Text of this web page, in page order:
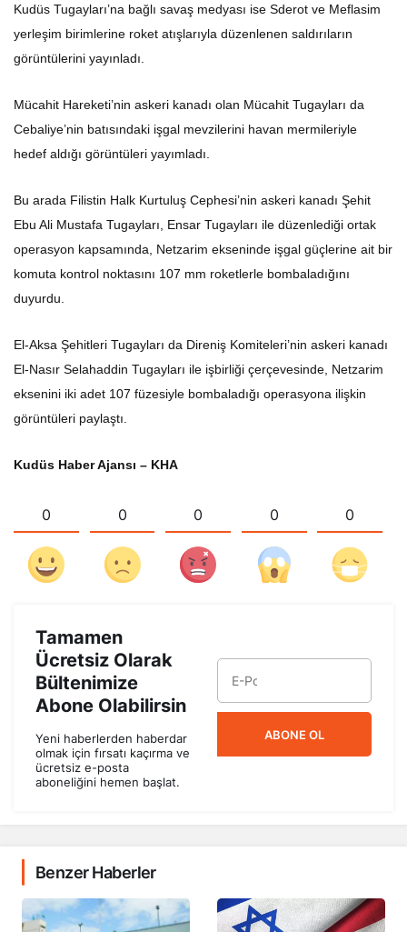
Kudüs Tugayları’na bağlı savaş medyası ise Sderot ve Meflasim
yerleşim birimlerine roket atışlarıyla düzenlenen saldırıların
görüntülerini yayınladı.
Mücahit Hareketi’nin askeri kanadı olan Mücahit Tugayları da
Cebaliye’nin batısındaki işgal mevzilerini havan mermileriyle
hedef aldığı görüntüleri yayımladı.
Bu arada Filistin Halk Kurtuluş Cephesi’nin askeri kanadı Şehit
Ebu Ali Mustafa Tugayları, Ensar Tugayları ile düzenlediği ortak
operasyon kapsamında, Netzarim ekseninde işgal güçlerine ait bir
komuta kontrol noktasını 107 mm roketlerle bombaladığını
duyurdu.
El-Aksa Şehitleri Tugayları da Direniş Komiteleri’nin askeri kanadı
El-Nasır Selahaddin Tugayları ile işbirliği çerçevesinde, Netzarim
eksenini iki adet 107 füzesiyle bombaladığı operasyona ilişkin
görüntüleri paylaştı.
Kudüs Haber Ajansı – KHA
0 0 0 0 0
Tamamen
Ücretsiz Olarak
Bültenimize
Abone Olabilirsin
Yeni haberlerden haberdar
olmak için fırsatı kaçırma ve
ücretsiz e-posta
aboneliğini hemen başlat.
ABONE OL
Benzer Haberler